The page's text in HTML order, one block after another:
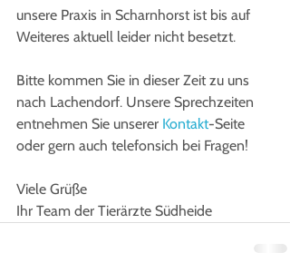
unsere Praxis in Scharnhorst ist bis auf
Weiteres aktuell leider nicht besetzt.
Bitte kommen Sie in dieser Zeit zu uns
nach Lachendorf. Unsere Sprechzeiten
entnehmen Sie unserer Kontakt-Seite
oder gern auch telefonsich bei Fragen!
Viele Grüße
Ihr Team der Tierärzte Südheide